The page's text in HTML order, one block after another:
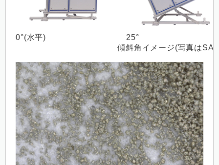
0°(水平)
25°
傾斜角イメージ(写真は